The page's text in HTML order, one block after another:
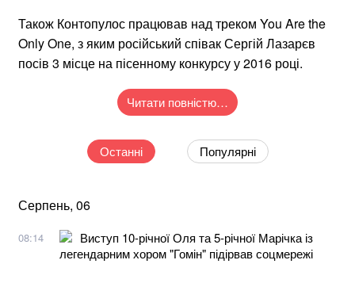
Також Контопулос працював над треком You Αre the
Only One, з яким російський співак Сергій Лазарєв
посів 3 місце на пісенному конкурсу у 2016 році.
Читати повністю…
Останні Популярні
Серпень, 06
08:14
Виступ 10-річної Оля та 5-річної Марічка із
легендарним хором "Гомін" підірвав соцмережі